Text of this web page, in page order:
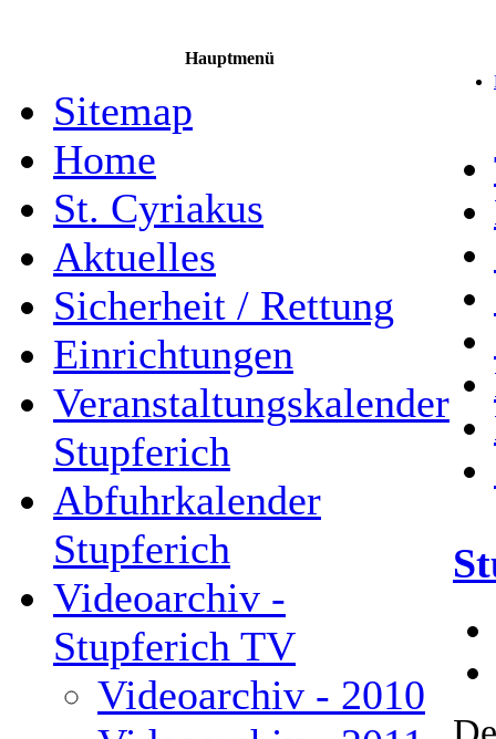
Hauptmenü
Sitemap
Home
St. Cyriakus
Aktuelles
Sicherheit / Rettung
Einrichtungen
Veranstaltungskalender
Stupferich
Abfuhrkalender
Stupferich
Videoarchiv -
Stupferich TV
Videoarchiv - 2010